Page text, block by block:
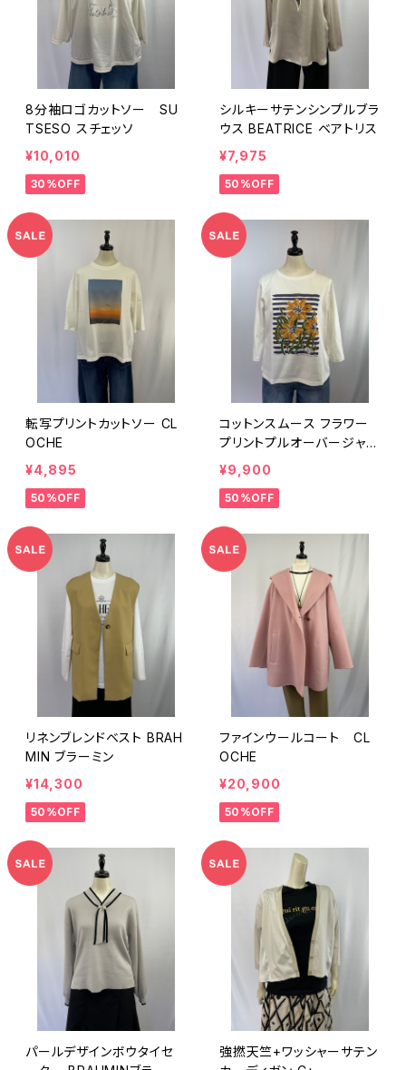
8分袖ロゴカットソー SU
TSESO スチェッソ
¥10,010
30%OFF
シルキーサテンシンプルブラ
ウス BEATRICE ベアトリス
¥7,975
50%OFF
転写プリントカットソー CL
OCHE
¥4,895
50%OFF
コットンスムース フラワー
プリントプルオーバージャー
ジ sutseso スチェッソ
¥9,900
50%OFF
リネンブレンドベスト BRAH
MIN ブラーミン
¥14,300
50%OFF
ファインウールコート CL
OCHE
¥20,900
50%OFF
パールデザインボウタイセ
強撚天竺+ワッシャーサテン